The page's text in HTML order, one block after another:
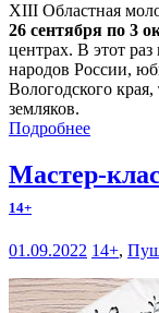
XIII Областная
26 сентября по 3
центрах. В этот
народов России,
Вологодского
земляков.
Подробнее
Мастер-
14+
01.09.2022 14+,